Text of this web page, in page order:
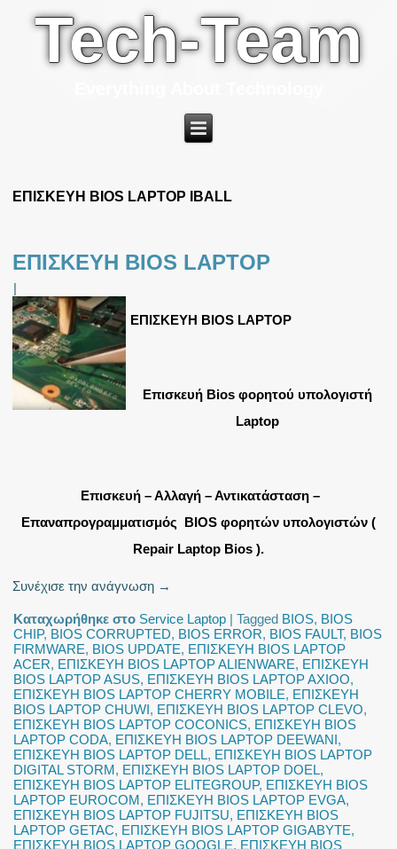
Tech-Team
ΕΠΙΣΚΕΥΗ BIOS LAPTOP IBALL
ΕΠΙΣΚΕΥΗ BIOS LAPTOP
|
ΕΠΙΣΚΕΥΗ BIOS LAPTOP
Επισκευή Bios φορητού υπολογιστή
Laptop
Επισκευή – Αλλαγή – Αντικατάσταση –
Επαναπρογραμματισμός BIOS φορητών υπολογιστών (
Repair Laptop Bios ).
Συνέχισε την ανάγνωση →
Καταχωρήθηκε στο Service Laptop |Tagged BIOS, BIOS
CHIP, BIOS CORRUPTED, BIOS ERROR, BIOS FAULT, BIOS
FIRMWARE, BIOS UPDATE, ΕΠΙΣΚΕΥΗ BIOS LAPTOP
ACER, ΕΠΙΣΚΕΥΗ BIOS LAPTOP ALIENWARE, ΕΠΙΣΚΕΥΗ
BIOS LAPTOP ASUS, ΕΠΙΣΚΕΥΗ BIOS LAPTOP AXIOO,
ΕΠΙΣΚΕΥΗ BIOS LAPTOP CHERRY MOBILE, ΕΠΙΣΚΕΥΗ
BIOS LAPTOP CHUWI, ΕΠΙΣΚΕΥΗ BIOS LAPTOP CLEVO,
ΕΠΙΣΚΕΥΗ BIOS LAPTOP COCONICS, ΕΠΙΣΚΕΥΗ BIOS
LAPTOP CODA, ΕΠΙΣΚΕΥΗ BIOS LAPTOP DEEWANI,
ΕΠΙΣΚΕΥΗ BIOS LAPTOP DELL, ΕΠΙΣΚΕΥΗ BIOS LAPTOP
DIGITAL STORM, ΕΠΙΣΚΕΥΗ BIOS LAPTOP DOEL,
ΕΠΙΣΚΕΥΗ BIOS LAPTOP ELITEGROUP, ΕΠΙΣΚΕΥΗ BIOS
LAPTOP EUROCOM, ΕΠΙΣΚΕΥΗ BIOS LAPTOP EVGA,
ΕΠΙΣΚΕΥΗ BIOS LAPTOP FUJITSU, ΕΠΙΣΚΕΥΗ BIOS
LAPTOP GETAC, ΕΠΙΣΚΕΥΗ BIOS LAPTOP GIGABYTE,
ΕΠΙΣΚΕΥΗ BIOS LAPTOP GOOGLE, ΕΠΙΣΚΕΥΗ BIOS